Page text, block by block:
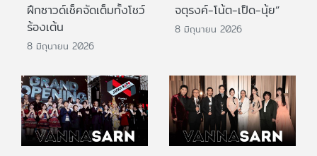
ฝึกซาวด์เช็คจัดเต็มทั้งโชว์
ร้องเต้น
8 มิถุนายน 2026
จตุรงค์-โน้ต-เป็ด-นุ้ย”
8 มิถุนายน 2026